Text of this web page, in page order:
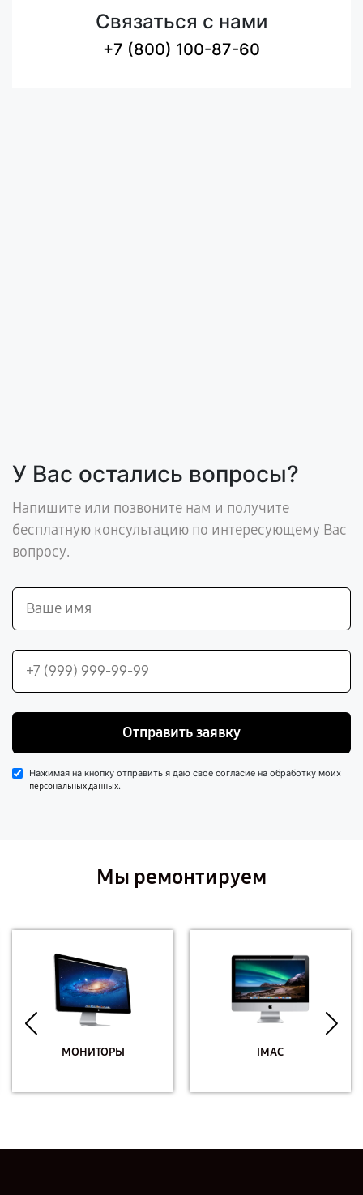
Связаться с нами
+7 (800) 100-87-60
У Вас остались вопросы?
Напишите или позвоните нам и получите
бесплатную консультацию по интересующему Вас
вопросу.
Отправить заявку
Нажимая на кнопку отправить я даю свое согласие на обработку моих
персональных данных.
Мы ремонтируем
МОНИТОРЫ IMAC